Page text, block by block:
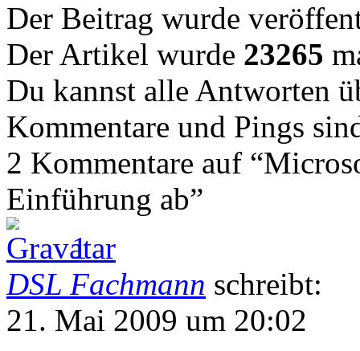
Der Beitrag wurde
Der Artikel wurde 23265
Du kannst alle Antworten
Kommentare und Pings
2 Kommentare auf
Einführung ab”
1
DSL Fachmann schreibt:
21. Mai 2009 um 20:02